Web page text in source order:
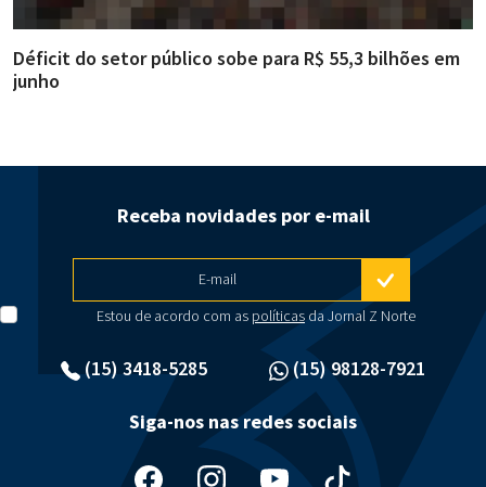
Déficit do setor público sobe para R$ 55,3 bilhões em
junho
(15) 3418-5285 (15) 98128-7921
Receba novidades por e-mail
E-mail
Estou de acordo com as políticasda Jornal Z Norte
Siga-nos nas redes sociais